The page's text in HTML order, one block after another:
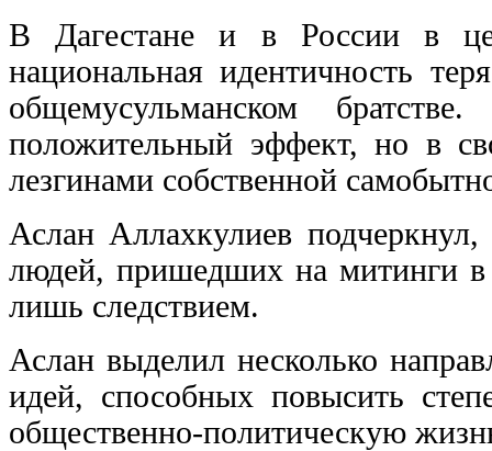
В Дагестане и в России в
национальная идентичность
общемусульманском
положительный эффект, но в
лезгинами собственной
Аслан Аллахкулиев
людей, пришедших на митинги в
лишь следствием.
Аслан выделил несколько
идей, способных повысить
общественно-политическую